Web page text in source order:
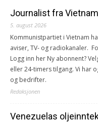
Journalist fra
5. august 2026
Kommunistpartiet i Vietnam
aviser, TV- og radiokanaler.
Logg inn her Ny abonnent?
eller 24-timers tilgang. Vi har
og bedrifter.
Redaksjonen
Venezuelas